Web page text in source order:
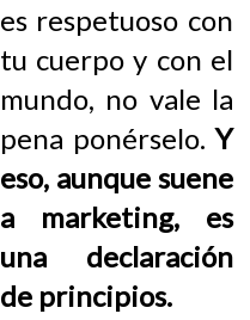
es respetuoso con
tu cuerpo y con el
mundo, no vale la
pena ponérselo.Y
eso, aunque suene
a marketing, es
una declaración
de principios.